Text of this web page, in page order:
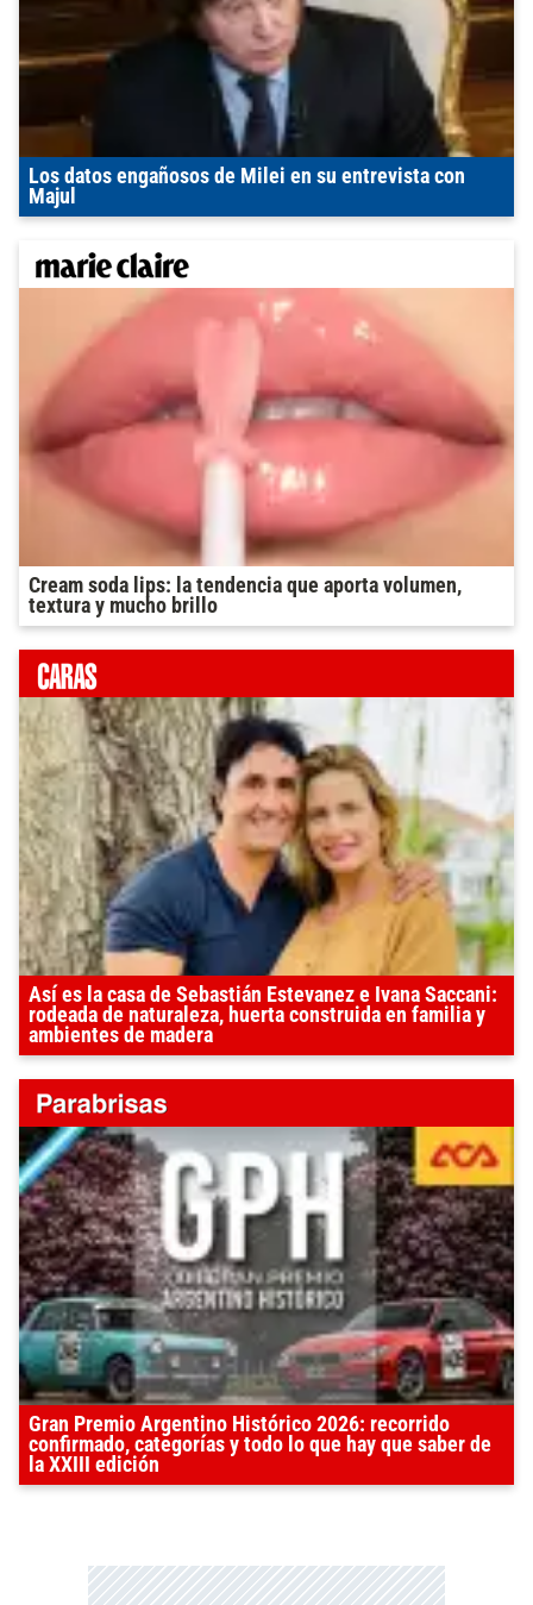
Los datos engañosos de Milei en su entrevista con
Majul
Cream soda lips: la tendencia que aporta volumen,
textura y mucho brillo
Así es la casa de Sebastián Estevanez e Ivana Saccani:
rodeada de naturaleza, huerta construida en familia y
ambientes de madera
Gran Premio Argentino Histórico 2026: recorrido
confirmado, categorías y todo lo que hay que saber de
la XXIII edición